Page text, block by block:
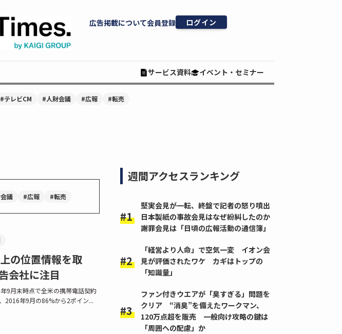
広告掲載について会員登録 ログイン
サービス資料 イベント・セミナー
#テレビCM #人財会議 #広報 #転売
議 #広報 #転売
の位置情報を取
会社に注目
9月末時点で全米の携帯電話契約
2016年9月の86%から2ポイン...
週間アクセスランキング
堅実会見が一転、終盤で記者の怒り噴出
日本製紙の事故会見はなぜ紛糾したのか
謝罪会見は「日頃の広報活動の通信簿」
「経営より人命」で空気一変 イオン会
見が評価されたワケ カギはトップの
「知識量」
ファン付きウエアが「臭すぎる」問題を
クリア “消臭”を備えたワークマン、
120万点超を販売 一般向け攻略の鍵は
「周囲への配慮」か